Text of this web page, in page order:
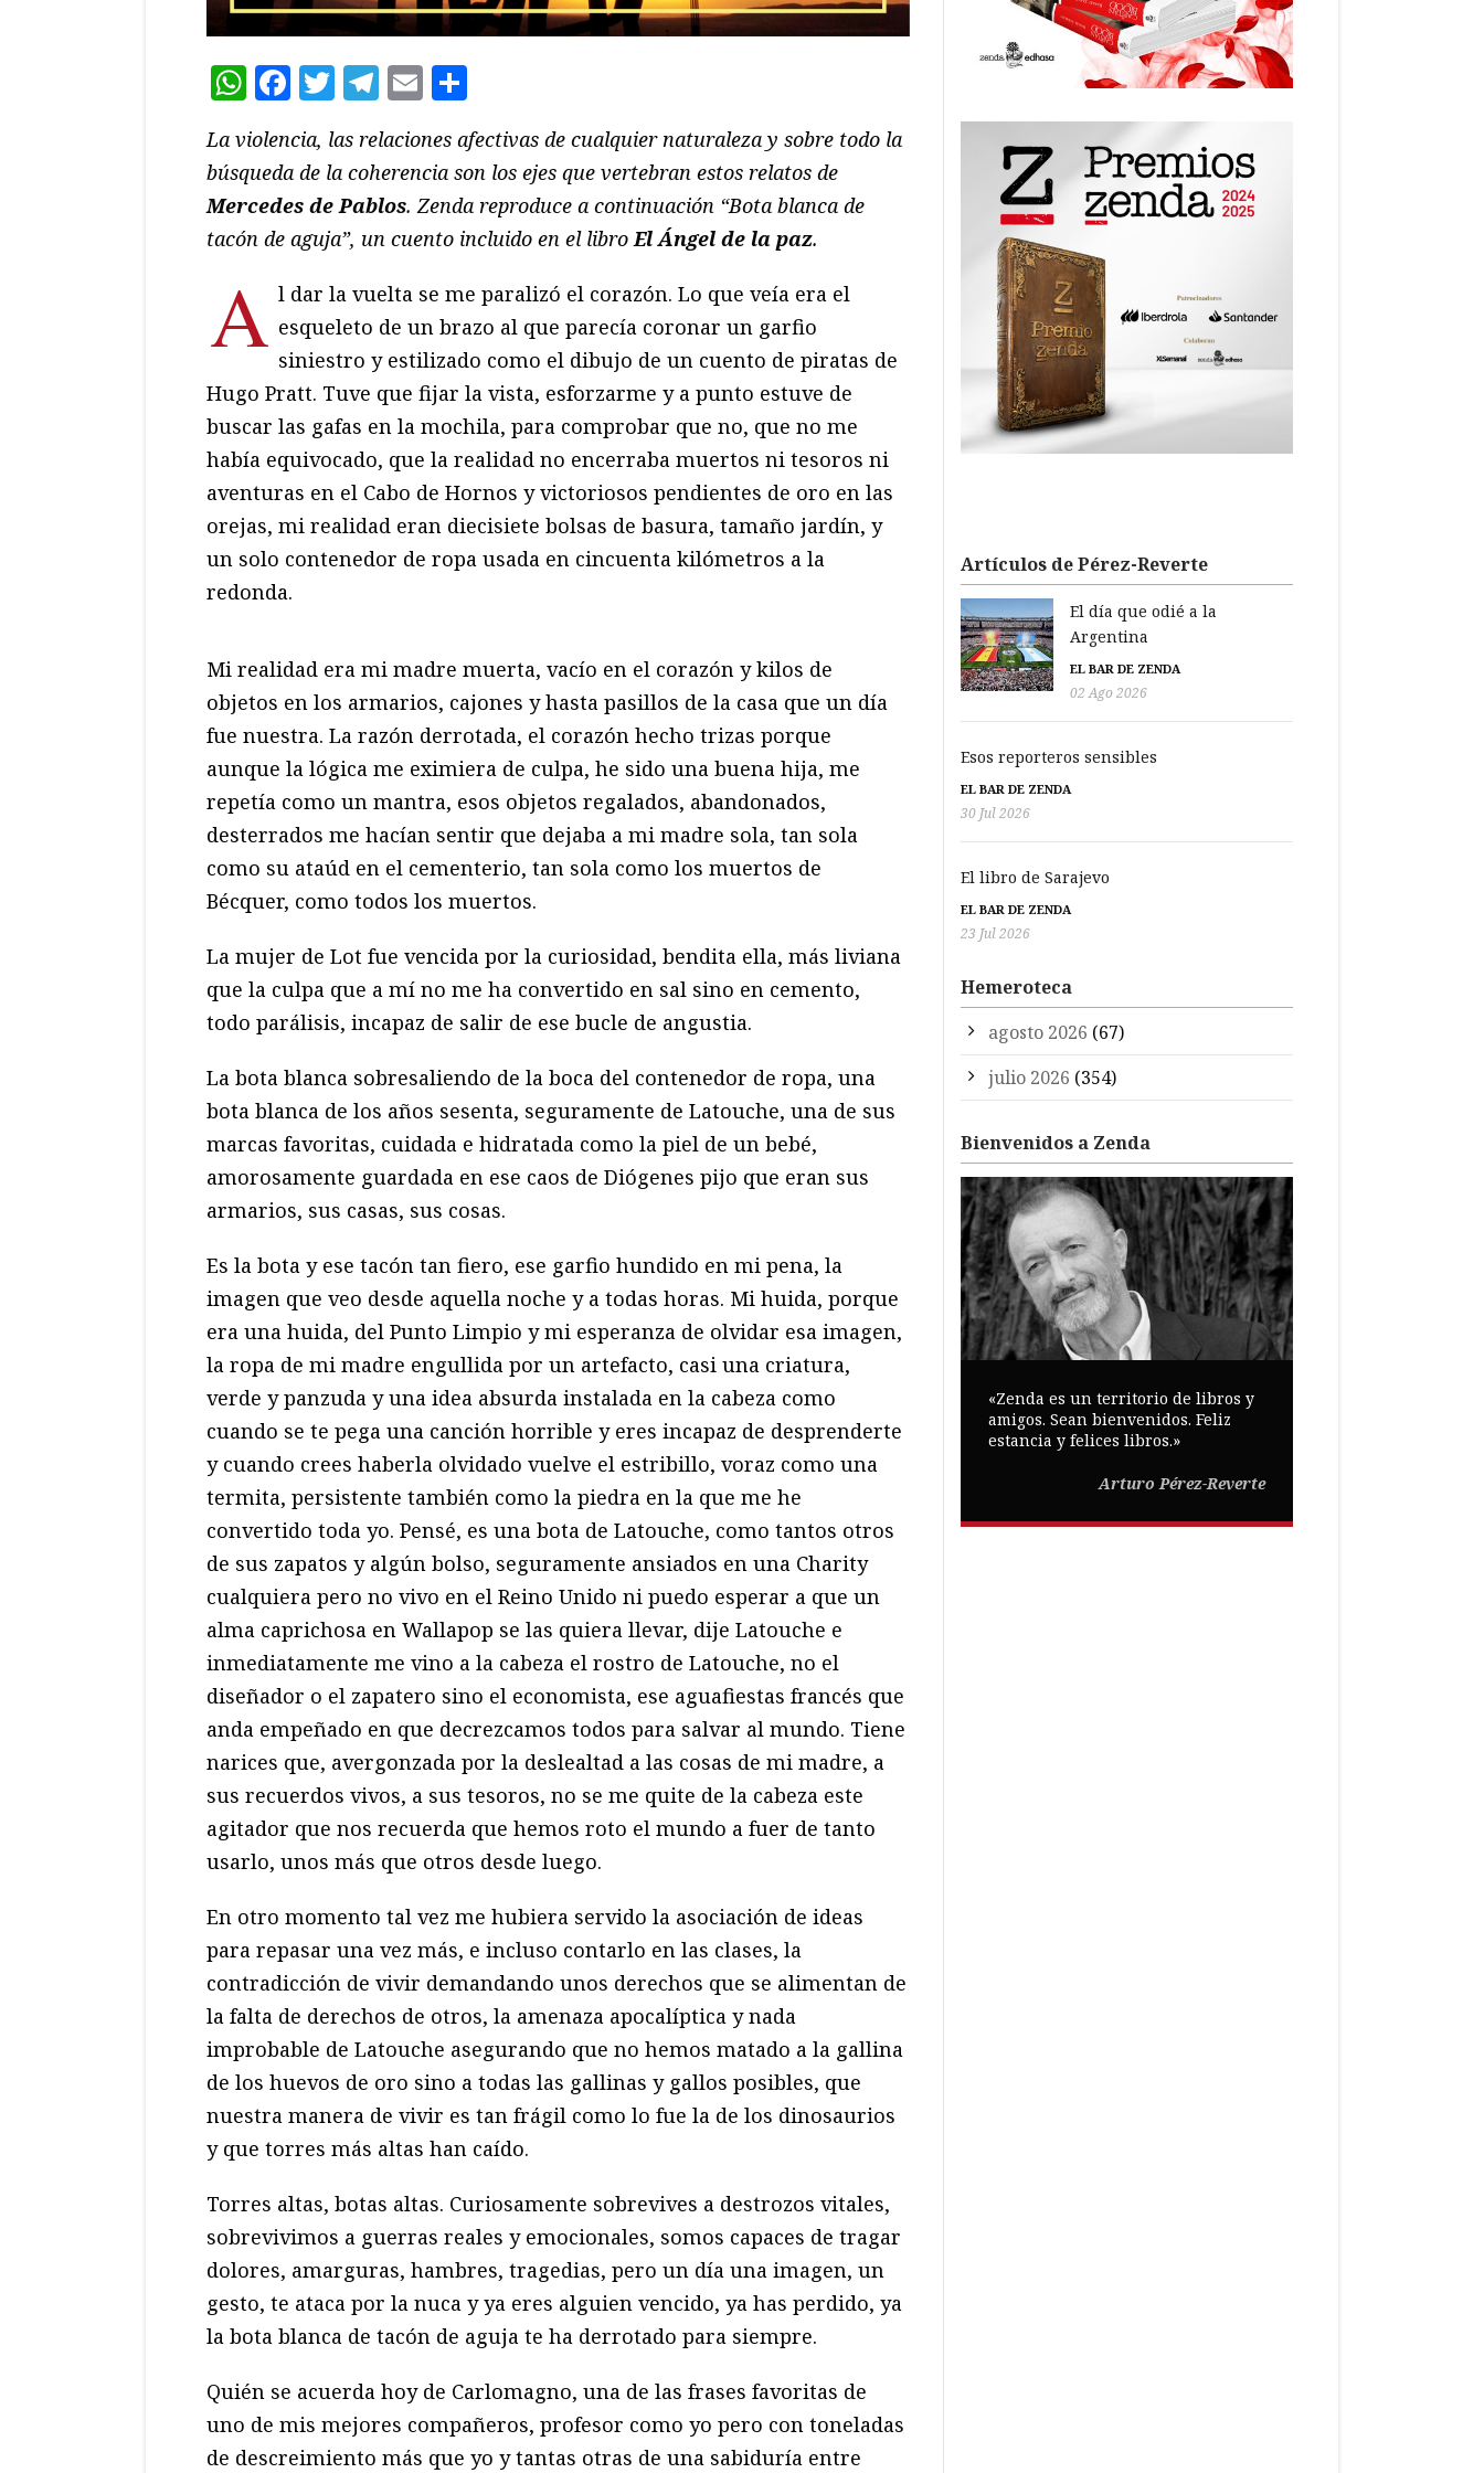
WhatsApp
Facebook
Twitter
Telegram
Email
La violencia, las relaciones afectivas de cualquier naturaleza y sobre todo la
búsqueda de la coherencia son los ejes que vertebran estos relatos de
Mercedes de Pablos. Zenda reproduce a continuación “Bota blanca de
tacón de aguja”, un cuento incluido en el libroEl Ángel de la paz.
A l dar la vuelta se me paralizó el corazón. Lo que veía era el
esqueleto de un brazo al que parecía coronar un garfio
siniestro y estilizado como el dibujo de un cuento de piratas de
Hugo Pratt. Tuve que fijar la vista, esforzarme y a punto estuve de
buscar las gafas en la mochila, para comprobar que no, que no me
había equivocado, que la realidad no encerraba muertos ni tesoros ni
aventuras en el Cabo de Hornos y victoriosos pendientes de oro en las
orejas, mi realidad eran diecisiete bolsas de basura, tamaño jardín, y
un solo contenedor de ropa usada en cincuenta kilómetros a la
redonda.
Mi realidad era mi madre muerta, vacío en el corazón y kilos de
objetos en los armarios, cajones y hasta pasillos de la casa que un día
fue nuestra. La razón derrotada, el corazón hecho trizas porque
aunque la lógica me eximiera de culpa, he sido una buena hija, me
repetía como un mantra, esos objetos regalados, abandonados,
desterrados me hacían sentir que dejaba a mi madre sola, tan sola
como su ataúd en el cementerio, tan sola como los muertos de
Bécquer, como todos los muertos.
La mujer de Lot fue vencida por la curiosidad, bendita ella, más liviana
que la culpa que a mí no me ha convertido en sal sino en cemento,
todo parálisis, incapaz de salir de ese bucle de angustia.
La bota blanca sobresaliendo de la boca del contenedor de ropa, una
bota blanca de los años sesenta, seguramente de Latouche, una de sus
marcas favoritas, cuidada e hidratada como la piel de un bebé,
amorosamente guardada en ese caos de Diógenes pijo que eran sus
armarios, sus casas, sus cosas.
Es la bota y ese tacón tan fiero, ese garfio hundido en mi pena, la
imagen que veo desde aquella noche y a todas horas. Mi huida, porque
era una huida, del Punto Limpio y mi esperanza de olvidar esa imagen,
la ropa de mi madre engullida por un artefacto, casi una criatura,
verde y panzuda y una idea absurda instalada en la cabeza como
cuando se te pega una canción horrible y eres incapaz de desprenderte
y cuando crees haberla olvidado vuelve el estribillo, voraz como una
termita, persistente también como la piedra en la que me he
convertido toda yo. Pensé, es una bota de Latouche, como tantos otros
de sus zapatos y algún bolso, seguramente ansiados en una Charity
cualquiera pero no vivo en el Reino Unido ni puedo esperar a que un
alma caprichosa en Wallapop se las quiera llevar, dije Latouche e
inmediatamente me vino a la cabeza el rostro de Latouche, no el
diseñador o el zapatero sino el economista, ese aguafiestas francés que
anda empeñado en que decrezcamos todos para salvar al mundo. Tiene
narices que, avergonzada por la deslealtad a las cosas de mi madre, a
sus recuerdos vivos, a sus tesoros, no se me quite de la cabeza este
agitador que nos recuerda que hemos roto el mundo a fuer de tanto
usarlo, unos más que otros desde luego.
En otro momento tal vez me hubiera servido la asociación de ideas
para repasar una vez más, e incluso contarlo en las clases, la
contradicción de vivir demandando unos derechos que se alimentan de
la falta de derechos de otros, la amenaza apocalíptica y nada
improbable de Latouche asegurando que no hemos matado a la gallina
de los huevos de oro sino a todas las gallinas y gallos posibles, que
nuestra manera de vivir es tan frágil como lo fue la de los dinosaurios
y que torres más altas han caído.
Torres altas, botas altas. Curiosamente sobrevives a destrozos vitales,
sobrevivimos a guerras reales y emocionales, somos capaces de tragar
dolores, amarguras, hambres, tragedias, pero un día una imagen, un
gesto, te ataca por la nuca y ya eres alguien vencido, ya has perdido, ya
la bota blanca de tacón de aguja te ha derrotado para siempre.
Quién se acuerda hoy de Carlomagno, una de las frases favoritas de
uno de mis mejores compañeros, profesor como yo pero con toneladas
de descreimiento más que yo y tantas otras de una sabiduría entre
Artículos de Pérez-Reverte
El día que odié a la
Argentina
EL BAR DE ZENDA
02 Ago 2026
Esos reporteros sensibles
EL BAR DE ZENDA
30 Jul 2026
El libro de Sarajevo
EL BAR DE ZENDA
23 Jul 2026
Hemeroteca
agosto 2026 (67)
julio 2026 (354)
Bienvenidos a Zenda
«Zenda es un territorio de libros y
amigos. Sean bienvenidos. Feliz
estancia y felices libros.»
Arturo Pérez-Reverte